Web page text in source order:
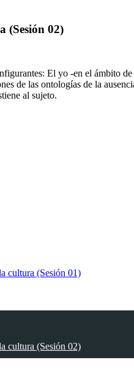
(Sesión 02)
El yo -en el ámbito
de las ontologías de la
al sujeto.
cultura (Sesión 01)
cultura (Sesión 02)